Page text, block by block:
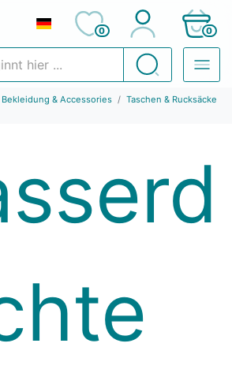
Suchen
0 0
Bekleidung & Accessories
Taschen & Rucksäcke